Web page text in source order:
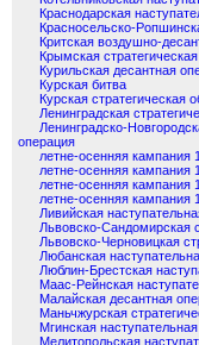
Краснодарская
Красносельско-
Критская воздушно-
Крымская
Курильская десантная
Курская битва
Курская стратегическая
Ленинградская
Ленинградско-
операция
летне-осенняя кампания
летне-осенняя кампания
летне-осенняя кампания
летне-осенняя кампания
Ливийская
Львовско-Сандомирская
Львовско-Черновицкая
Любанская
Люблин-Брестская
Маас-Рейнская
Малайская десантная
Маньчжурская
Мгинская
Мелитопольская